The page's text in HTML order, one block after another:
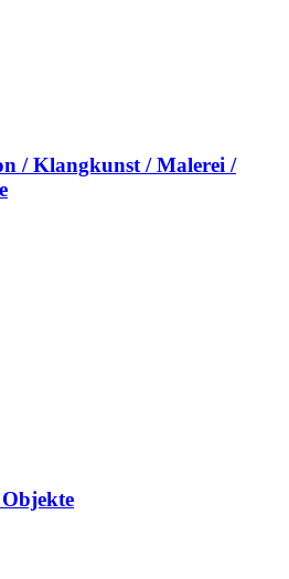
/ Klangkunst / Malerei /